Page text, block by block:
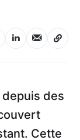
des
Cette